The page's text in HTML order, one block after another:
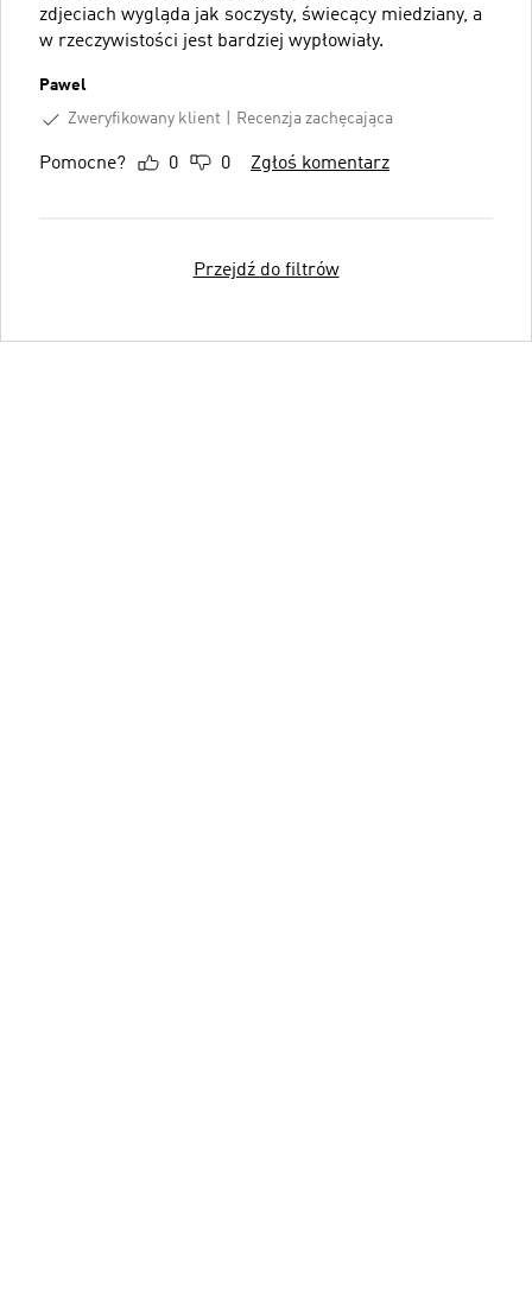
zdjeciach wygląda jak soczysty, świecący miedziany, a
w rzeczywistości jest bardziej wypłowiały.
Pawel
Zweryfikowany klient
Recenzja zachęcająca
Pomocne? 0 0 Zgłoś komentarz
Przejdź do filtrów